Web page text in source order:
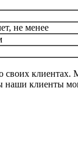
не менее
своих
наши клиенты